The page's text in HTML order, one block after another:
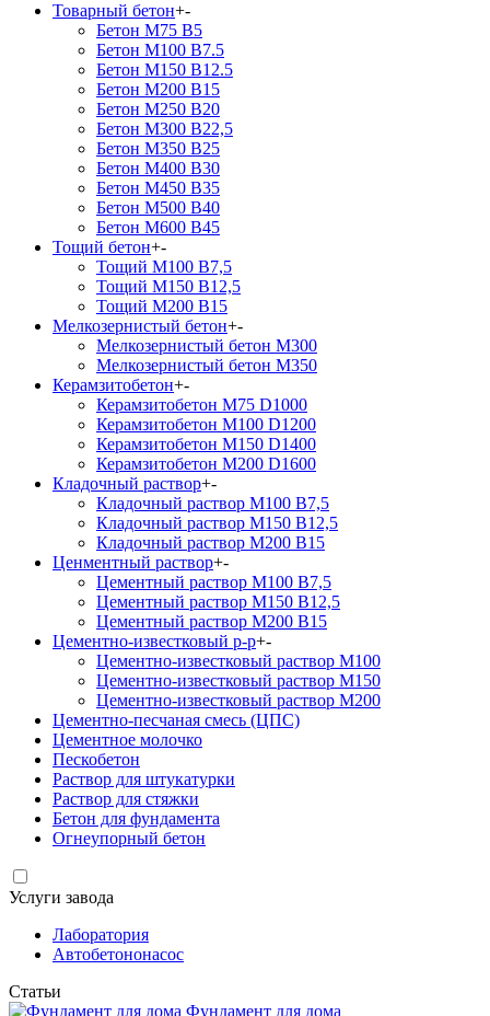
Товарный бетон+-
Бетон М75 В5
Бетон М100 В7.5
Бетон М150 В12.5
Бетон М200 В15
Бетон М250 В20
Бетон М300 В22,5
Бетон М350 В25
Бетон М400 В30
Бетон М450 В35
Бетон М500 В40
Бетон М600 В45
Тощий бетон+-
Тощий М100 В7,5
Тощий М150 В12,5
Тощий М200 В15
Мелкозернистый бетон+-
Мелкозернистый бетон М300
Мелкозернистый бетон М350
Керамзитобетон+-
Керамзитобетон М75 D1000
Керамзитобетон М100 D1200
Керамзитобетон М150 D1400
Керамзитобетон М200 D1600
Кладочный раствор+-
Кладочный раствор М100 В7,5
Кладочный раствор М150 В12,5
Кладочный раствор М200 В15
Ценментный раствор+-
Цементный раствор М100 B7,5
Цементный раствор М150 B12,5
Цементный раствор М200 B15
Цементно-известковый р-р+-
Цементно-известковый раствор М100
Цементно-известковый раствор М150
Цементно-известковый раствор М200
Цементно-песчаная смесь (ЦПС)
Цементное молочко
Пескобетон
Раствор для штукатурки
Раствор для стяжки
Бетон для фундамента
Огнеупорный бетон
Услуги завода
Лаборатория
Автобетононасос
Статьи
Фундамент для дома